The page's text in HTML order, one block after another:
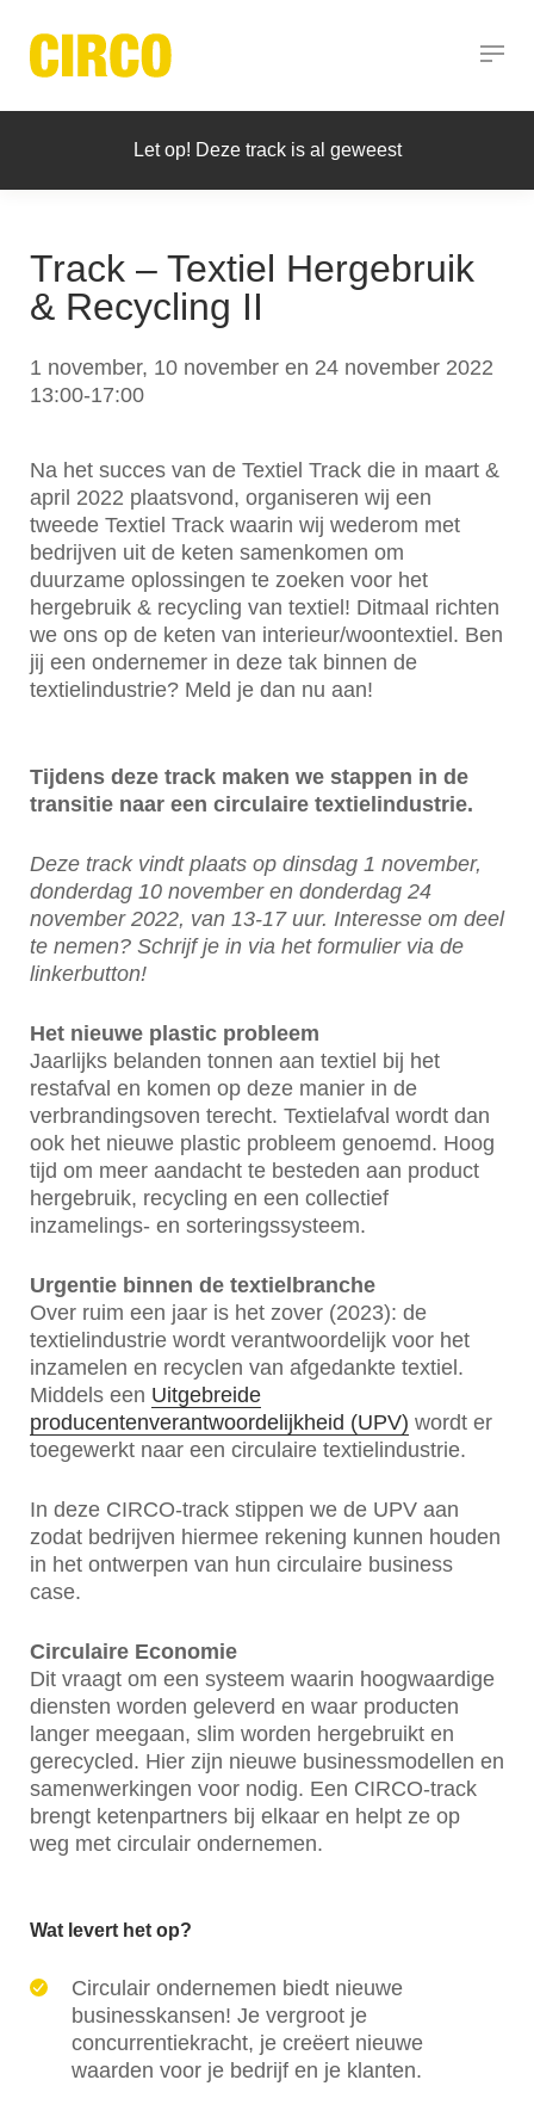
Track – Textiel Hergebruik
& Recycling II
1 november, 10 november en 24 november 2022
13:00-17:00
Na het succes van de Textiel Track die in maart &
april 2022 plaatsvond, organiseren wij een
tweede Textiel Track waarin wij wederom met
bedrijven uit de keten samenkomen om
duurzame oplossingen te zoeken voor het
hergebruik & recycling van textiel! Ditmaal richten
we ons op de keten van interieur/woontextiel. Ben
jij een ondernemer in deze tak binnen de
textielindustrie? Meld je dan nu aan!
Tijdens deze track maken we stappen in de
transitie naar een circulaire textielindustrie.
Deze track vindt plaats op dinsdag 1 november,
donderdag 10 november en donderdag 24
november 2022, van 13-17 uur. Interesse om deel
te nemen? Schrijf je in via het formulier via de
linkerbutton!
Het nieuwe plastic probleem
Jaarlijks belanden tonnen aan textiel bij het
restafval en komen op deze manier in de
verbrandingsoven terecht. Textielafval wordt dan
ook het nieuwe plastic probleem genoemd. Hoog
tijd om meer aandacht te besteden aan product
hergebruik, recycling en een collectief
inzamelings- en sorteringssysteem.
Urgentie binnen de textielbranche
Over ruim een jaar is het zover (2023): de
textielindustrie wordt verantwoordelijk voor het
inzamelen en recyclen van afgedankte textiel.
Middels een Uitgebreide
producentenverantwoordelijkheid (UPV) wordt er
toegewerkt naar een circulaire textielindustrie.
In deze CIRCO-track stippen we de UPV aan
zodat bedrijven hiermee rekening kunnen houden
in het ontwerpen van hun circulaire business
case.
Circulaire Economie
Dit vraagt om een systeem waarin hoogwaardige
diensten worden geleverd en waar producten
langer meegaan, slim worden hergebruikt en
gerecycled. Hier zijn nieuwe businessmodellen en
samenwerkingen voor nodig. Een CIRCO-track
brengt ketenpartners bij elkaar en helpt ze op
weg met circulair ondernemen.
Wat levert het op?
Circulair ondernemen biedt nieuwe
businesskansen! Je vergroot je
concurrentiekracht, je creëert nieuwe
waarden voor je bedrijf en je klanten.
Let op! Deze track is al geweest